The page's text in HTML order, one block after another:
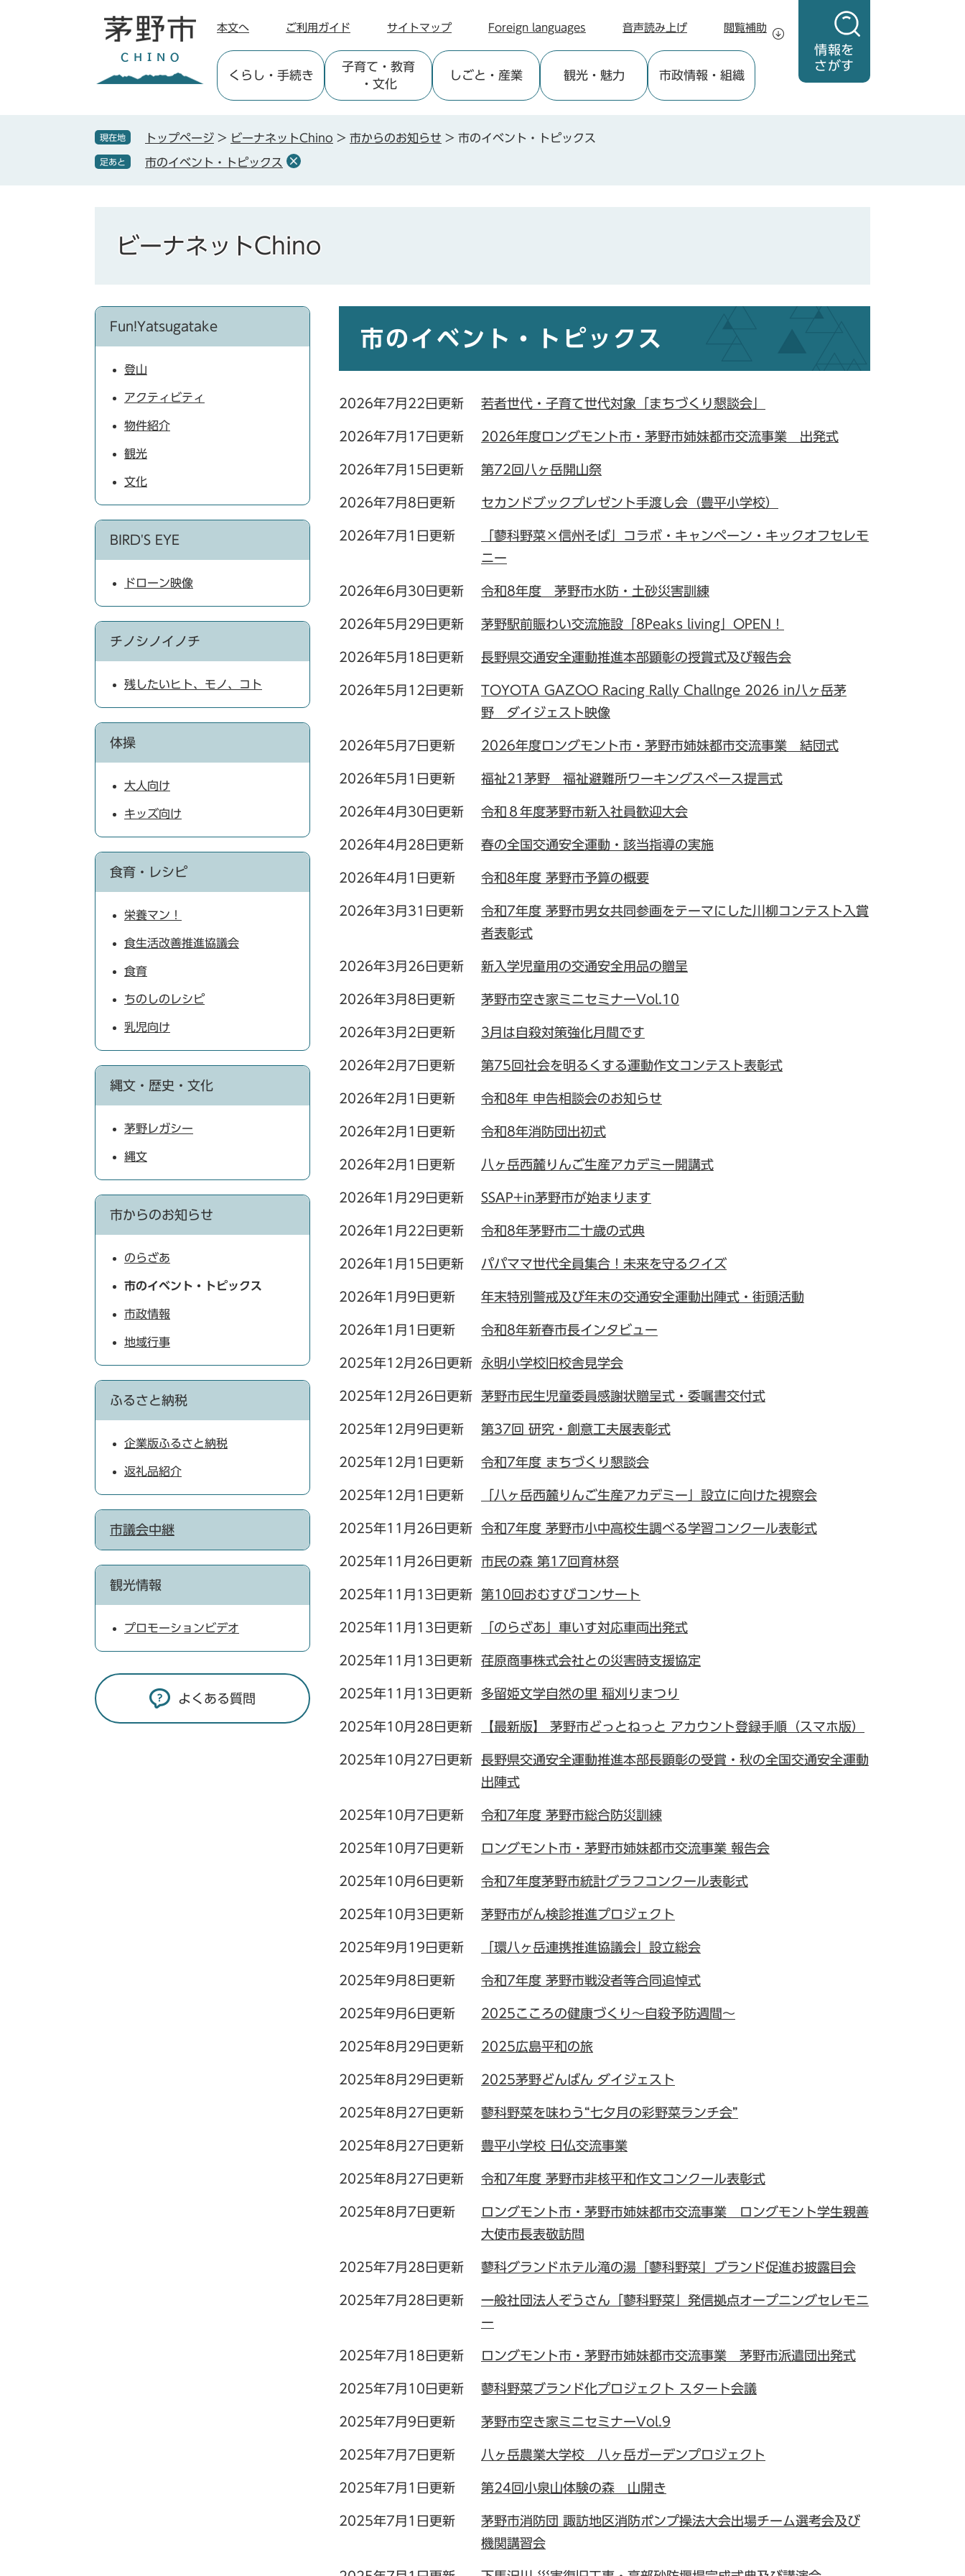
情報を
さがす
本文へ ご利用ガイド サイトマップ Foreign languages 音声読み上げ 閲覧補助
くらし ・手続き
子育て ・教育
・文化
しごと ・産業 観光・魅力 市政情報 ・組織
現在地 トップページ > ビーナネットChino > 市からのお知らせ > 市のイベント・トピックス
足あと 市のイベント・トピックス
ビーナネットChino
市のイベント・トピックス
2026年7月22日更新 若者世代・子育て世代対象「まちづくり懇談会」
2026年7月17日更新 2026年度ロングモント市・茅野市姉妹都市交流事業 出発式
2026年7月15日更新 第72回八ヶ岳開山祭
2026年7月8日更新 セカンドブックプレゼント手渡し会（豊平小学校）
2026年7月1日更新
「蓼科野菜×信州そば」コラボ・キャンペーン・キックオフセレモ
ニー
2026年6月30日更新 令和8年度 茅野市水防・土砂災害訓練
2026年5月29日更新 茅野駅前賑わい交流施設「8Peaks living」OPEN！
2026年5月18日更新 長野県交通安全運動推進本部顕彰の授賞式及び報告会
2026年5月12日更新
TOYOTA GAZOO Racing Rally Challnge 2026 in八ヶ岳茅
野 ダイジェスト映像
2026年5月7日更新 2026年度ロングモント市・茅野市姉妹都市交流事業 結団式
2026年5月1日更新 福祉21茅野 福祉避難所ワーキングスペース提言式
2026年4月30日更新 令和８年度茅野市新入社員歓迎大会
2026年4月28日更新 春の全国交通安全運動・該当指導の実施
2026年4月1日更新 令和8年度 茅野市予算の概要
2026年3月31日更新
令和7年度 茅野市男女共同参画をテーマにした川柳コンテスト入賞
者表彰式
2026年3月26日更新 新入学児童用の交通安全用品の贈呈
2026年3月8日更新 茅野市空き家ミニセミナーVol.10
2026年3月2日更新 3月は自殺対策強化月間です
2026年2月7日更新 第75回社会を明るくする運動作文コンテスト表彰式
2026年2月1日更新 令和8年 申告相談会のお知らせ
2026年2月1日更新 令和8年消防団出初式
2026年2月1日更新 八ヶ岳西麓りんご生産アカデミー開講式
2026年1月29日更新 SSAP+in茅野市が始まります
2026年1月22日更新 令和8年茅野市二十歳の式典
2026年1月15日更新 パパママ世代全員集合！未来を守るクイズ
2026年1月9日更新 年末特別警戒及び年末の交通安全運動出陣式・街頭活動
2026年1月1日更新 令和8年新春市長インタビュー
2025年12月26日更新 永明小学校旧校舎見学会
2025年12月26日更新 茅野市民生児童委員感謝状贈呈式・委嘱書交付式
2025年12月9日更新 第37回 研究・創意工夫展表彰式
2025年12月1日更新 令和7年度 まちづくり懇談会
2025年12月1日更新 「八ヶ岳西麓りんご生産アカデミー」設立に向けた視察会
2025年11月26日更新 令和7年度 茅野市小中高校生調べる学習コンクール表彰式
2025年11月26日更新 市民の森 第17回育林祭
2025年11月13日更新 第10回おむすびコンサート
2025年11月13日更新 「のらざあ」車いす対応車両出発式
2025年11月13日更新 荏原商事株式会社との災害時支援協定
2025年11月13日更新 多留姫文学自然の里 稲刈りまつり
2025年10月28日更新 【最新版】 茅野市どっとねっと アカウント登録手順（スマホ版）
2025年10月27日更新
長野県交通安全運動推進本部長顕彰の受賞・秋の全国交通安全運動
出陣式
2025年10月7日更新 令和7年度 茅野市総合防災訓練
2025年10月7日更新 ロングモント市・茅野市姉妹都市交流事業 報告会
2025年10月6日更新 令和7年度茅野市統計グラフコンクール表彰式
2025年10月3日更新 茅野市がん検診推進プロジェクト
2025年9月19日更新 「環八ヶ岳連携推進協議会」設立総会
2025年9月8日更新 令和7年度 茅野市戦没者等合同追悼式
2025年9月6日更新 2025こころの健康づくり～自殺予防週間～
2025年8月29日更新 2025広島平和の旅
2025年8月29日更新 2025茅野どんばん ダイジェスト
2025年8月27日更新 蓼科野菜を味わう“七夕月の彩野菜ランチ会”
2025年8月27日更新 豊平小学校 日仏交流事業
2025年8月27日更新 令和7年度 茅野市非核平和作文コンクール表彰式
2025年8月7日更新
ロングモント市・茅野市姉妹都市交流事業 ロングモント学生親善
大使市長表敬訪問
2025年7月28日更新 蓼科グランドホテル滝の湯「蓼科野菜」ブランド促進お披露目会
2025年7月28日更新
一般社団法人ぞうさん「蓼科野菜」発信拠点オープニングセレモニ
ー
2025年7月18日更新 ロングモント市・茅野市姉妹都市交流事業 茅野市派遣団出発式
2025年7月10日更新 蓼科野菜ブランド化プロジェクト スタート会議
2025年7月9日更新 茅野市空き家ミニセミナーVol.9
2025年7月7日更新 八ヶ岳農業大学校 八ヶ岳ガーデンプロジェクト
2025年7月1日更新 第24回小泉山体験の森 山開き
2025年7月1日更新
茅野市消防団 諏訪地区消防ポンプ操法大会出場チーム選考会及び
機関講習会
Fun!Yatsugatake
登山
アクティビティ
物件紹介
観光
文化
BIRD'S EYE
ドローン映像
チノシノイノチ
残したいヒト、モノ、コト
体操
大人向け
キッズ向け
食育・レシピ
栄養マン！
食生活改善推進協議会
食育
ちのしのレシピ
乳児向け
縄文・歴史・文化
茅野レガシー
縄文
市からのお知らせ
のらざあ
市のイベント・トピックス
市政情報
地域行事
ふるさと納税
企業版ふるさと納税
返礼品紹介
市議会中継
観光情報
プロモーションビデオ
よくある質問